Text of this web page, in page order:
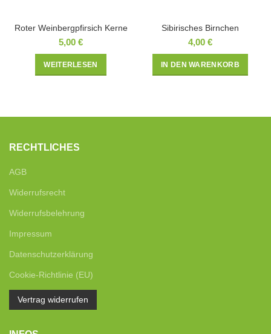
Roter Weinbergpfirsich Kerne
5,00 €
WEITERLESEN
Sibirisches Birnchen
4,00 €
IN DEN WARENKORB
RECHTLICHES
AGB
Widerrufsrecht
Widerrufsbelehrung
Impressum
Datenschutzerklärung
Cookie-Richtlinie (EU)
Vertrag widerrufen